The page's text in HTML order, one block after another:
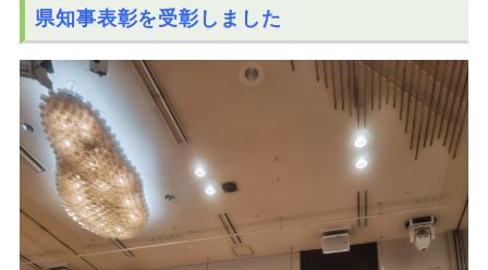
県知事表彰を受彰しました